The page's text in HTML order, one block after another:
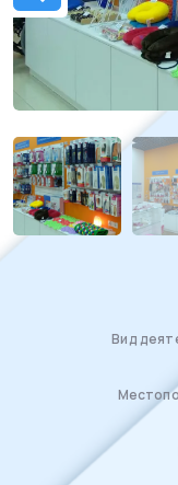
Вид